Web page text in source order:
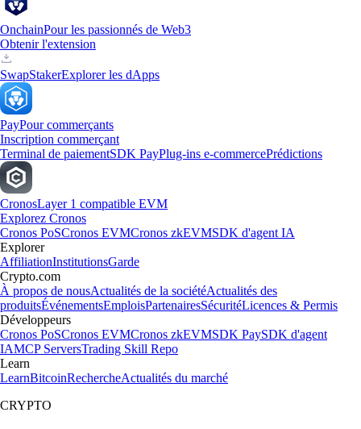
OnchainPour les passionnés de Web3
Obtenir l'extension
SwapStakerExplorer les dApps
PayPour commerçants
Inscription commerçant
Terminal de paiementSDK PayPlug-ins e-commercePrédictions
CronosLayer 1 compatible EVM
Explorez Cronos
Cronos PoSCronos EVMCronos zkEVMSDK d'agent IA
Explorer
AffiliationInstitutionsGarde
Crypto.com
À propos de nousActualités de la sociétéActualités des
produitsÉvénementsEmploisPartenairesSécuritéLicences & Permis
Développeurs
Cronos PoSCronos EVMCronos zkEVMSDK PaySDK d'agent
IAMCP ServersTrading Skill Repo
Learn
LearnBitcoinRechercheActualités du marché
CRYPTO